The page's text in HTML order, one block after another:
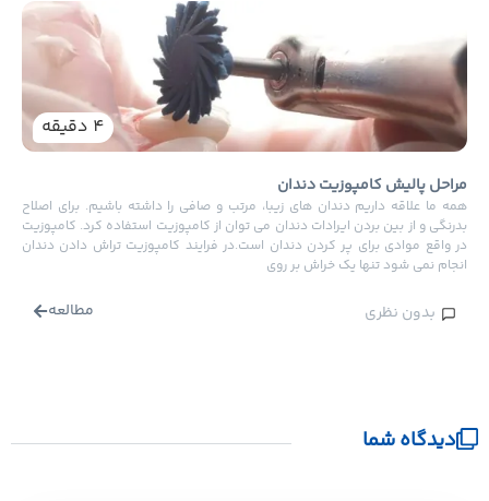
4دقیقه
پالیش کامپوزیت دندان
ما علاقه داریم دندان های زیبا، مرتب و صافی را داشته باشیم. برای اصلاح
و از بین بردن ایرادات دندان می توان از کامپوزیت استفاده کرد. کامپوزیت
واقع موادی برای پر کردن دندان است.در فرایند کامپوزیت تراش دادن دندان
نمی شود تنها یک خراش بر روی
بدون نظری مطالعه
یکی
دیدگاه شما